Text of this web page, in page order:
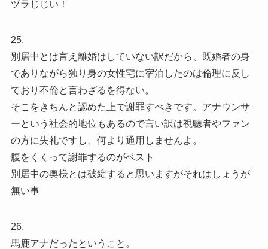
ヅラじじい！
25.
別居中とは言え離婚はしていない訳だから、既婚者の身
でありながら独り身の女性宅に宿泊したのは倫理に反し
ており不倫と言わざるを得ない。
そこをきちんと認めた上で謝罪すべきです。アナウンサ
ーという社会的地位もあるので言い訳は視聴者やファン
の方に失礼ですし、何より通用しませんよ。
腹をくくって謝罪するのがベスト
別居中の奥様とは破綻すると思いますがそれはしょうが
無い事
26.
馬鹿アナだったということ。